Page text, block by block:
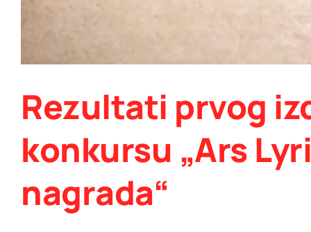
Rezultati prvog
konkursu „Ars
nagrada“